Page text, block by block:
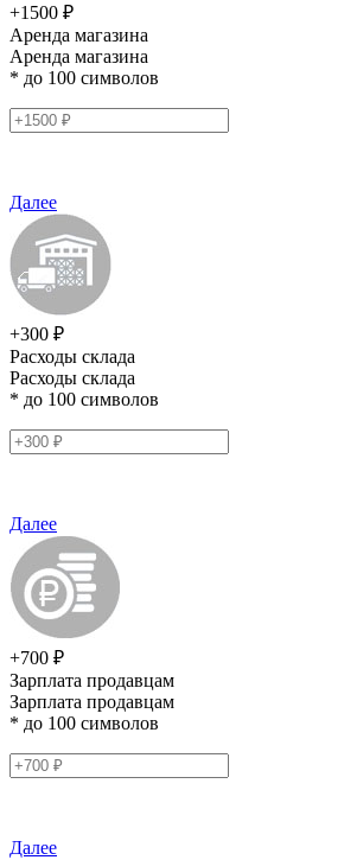
+1500 ₽
Аренда магазина
Аренда магазина
* до 100 символов
Далее
+300 ₽
Расходы склада
Расходы склада
* до 100 символов
Далее
+700 ₽
Зарплата продавцам
Зарплата продавцам
* до 100 символов
Далее